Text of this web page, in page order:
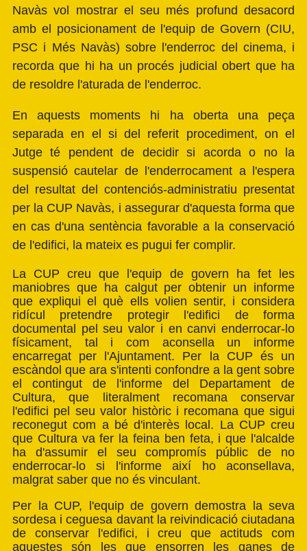
Navàs vol mostrar el seu més profund desacord
amb el posicionament de l'equip de Govern (CIU,
PSC i Més Navàs) sobre l'enderroc del cinema, i
recorda que hi ha un procés judicial obert que ha
de resoldre l'aturada de l'enderroc.
En aquests moments hi ha oberta una peça
separada en el si del referit procediment, on el
Jutge té pendent de decidir si acorda o no la
suspensió cautelar de l'enderrocament a l'espera
del resultat del contenciós-administratiu presentat
per la CUP Navàs, i assegurar d'aquesta forma que
en cas d'una sentència favorable a la conservació
de l'edifici, la mateix es pugui fer complir.
La CUP creu que l'equip de govern ha fet les
maniobres que ha calgut per obtenir un informe
que expliqui el què ells volien sentir, i considera
ridícul pretendre protegir l'edifici de forma
documental pel seu valor i en canvi enderrocar-lo
físicament, tal i com aconsella un informe
encarregat per l'Ajuntament. Per la CUP és un
escàndol que ara s'intenti confondre a la gent sobre
el contingut de l'informe del Departament de
Cultura, que literalment recomana conservar
l'edifici pel seu valor històric i recomana que sigui
reconegut com a bé d'interès local. La CUP creu
que Cultura va fer la feina ben feta, i que l'alcalde
ha d'assumir el seu compromís públic de no
enderrocar-lo si l'informe així ho aconsellava,
malgrat saber que no és vinculant.
Per la CUP, l'equip de govern demostra la seva
sordesa i ceguesa davant la reivindicació ciutadana
de conservar l'edifici, i creu que actituds com
aquestes són les que ensorren les ganes de